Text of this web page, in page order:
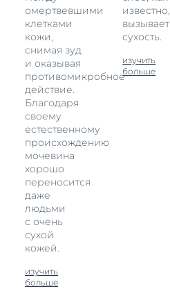
омертвевшими
клетками
кожи,
снимая зуд
и оказывая
противомикробное
действие.
Благодаря
своему
естественному
происхождению
мочевина
хорошо
переносится
даже
людьми
с очень
сухой
кожей.
изучить
больше
известно,
вызывает
сухость.
изучить
больше